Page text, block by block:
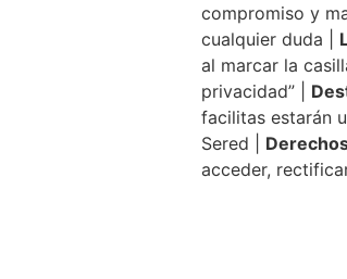
compromiso y
cualquier duda |
al marcar la
privacidad” |
facilitas estarán
Sered |
acceder,